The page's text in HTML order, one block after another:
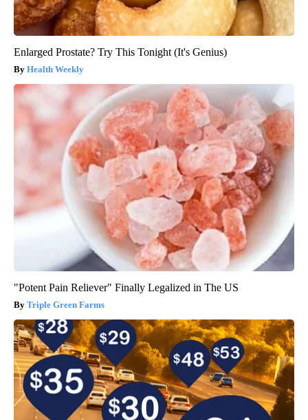
Enlarged Prostate? Try This Tonight (It's Genius)
Health Weekly
"Potent Pain Reliever" Finally Legalized in The US
Triple Green Farms